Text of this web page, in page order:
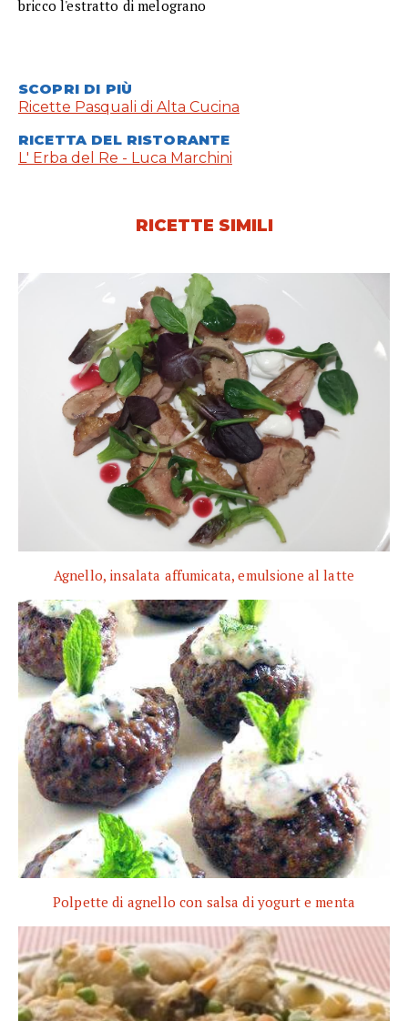
bricco l'estratto di melograno
SCOPRI DI PIÙ
Ricette Pasquali di Alta Cucina
RICETTA DEL RISTORANTE
L' Erba del Re - Luca Marchini
RICETTE SIMILI
Agnello, insalata affumicata, emulsione al latte
Polpette di agnello con salsa di yogurt e menta